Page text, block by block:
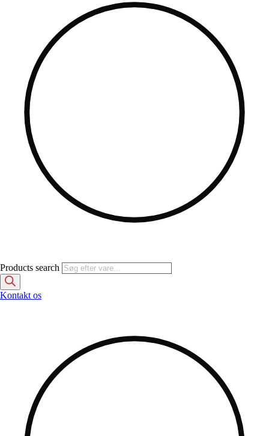
Products search
Kontakt os